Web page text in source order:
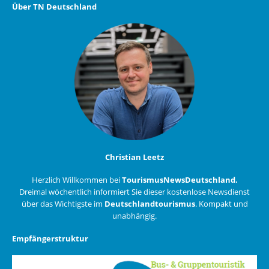
Über TN Deutschland
Christian Leetz
Herzlich Willkommen beiTourismusNewsDeutschland.
Dreimal wöchentlich informiert Sie dieser kostenlose Newsdienst
über das Wichtigste im Deutschlandtourismus. Kompakt und
unabhängig.
Empfängerstruktur